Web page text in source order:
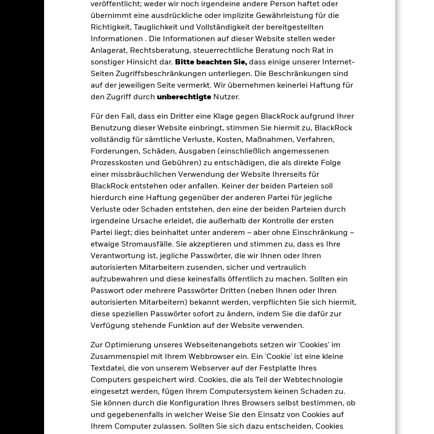
veröffentlicht; weder wir noch irgendeine andere Person haftet oder
übernimmt eine ausdrückliche oder implizite Gewährleistung für die
Richtigkeit, Tauglichkeit und Vollständigkeit der bereitgestellten
Informationen . Die Informationen auf dieser Website stellen weder
Anlagerat, Rechtsberatung, steuerrechtliche Beratung noch Rat in
sonstiger Hinsicht dar. Bitte beachten Sie,dass einige unserer Internet-
Seiten Zugriffsbeschränkungen unterliegen. Die Beschränkungen sind
auf der jeweiligen Seite vermerkt. Wir übernehmen keinerlei Haftung für
den Zugriff durch unberechtigteNutzer.
Für den Fall, dass ein Dritter eine Klage gegen BlackRock aufgrund Ihrer
Benutzung dieser Website einbringt, stimmen Sie hiermit zu, BlackRock
vollständig für sämtliche Verluste, Kosten, Maßnahmen, Verfahren,
Forderungen, Schäden, Ausgaben (einschließlich angemessenen
Prozesskosten und Gebühren) zu entschädigen, die als direkte Folge
einer missbräuchlichen Verwendung der Website Ihrerseits für
BlackRock entstehen oder anfallen. Keiner der beiden Parteien soll
hierdurch eine Haftung gegenüber der anderen Partei für jegliche
Verluste oder Schaden entstehen, den eine der beiden Parteien durch
irgendeine Ursache erleidet, die außerhalb der Kontrolle der ersten
Partei liegt; dies beinhaltet unter anderem – aber ohne Einschränkung –
etwaige Stromausfälle. Sie akzeptieren und stimmen zu, dass es Ihre
Verantwortung ist, jegliche Passwörter, die wir Ihnen oder Ihren
autorisierten Mitarbeitern zusenden, sicher und vertraulich
aufzubewahren und diese keinesfalls öffentlich zu machen. Sollten ein
Passwort oder mehrere Passwörter Dritten (neben Ihnen oder Ihren
autorisierten Mitarbeitern) bekannt werden, verpflichten Sie sich hiermit,
diese speziellen Passwörter sofort zu ändern, indem Sie die dafür zur
Verfügung stehende Funktion auf der Website verwenden.
Zur Optimierung unseres Webseitenangebots setzen wir 'Cookies' im
Zusammenspiel mit Ihrem Webbrowser ein. Ein 'Cookie' ist eine kleine
Textdatei, die von unserem Webserver auf der Festplatte Ihres
Computers gespeichert wird. Cookies, die als Teil der Webtechnologie
eingesetzt werden, fügen Ihrem Computersystem keinen Schaden zu.
Sie können durch die Konfiguration Ihres Browsers selbst bestimmen, ob
und gegebenenfalls in welcher Weise Sie den Einsatz von Cookies auf
Ihrem Computer zulassen. Sollten Sie sich dazu entscheiden, Cookies
NAV NAV As Of ISIN
LU3230562343
- - LU3230562269
- - LU3016981949
116,60 30.Juni2026 LU2875211463
- - LU3016981436
104,40 30.Juni2026 LU2875211117
115,90 30.Juni2026 LU2875211380
102,01 30.Juni2026 LU3016981519
104,33 30.Juni2026 LU2875211034
116,94 30.Juni2026 LU2875209996
3 Next
Szenarien für PRIIPs
Performance-Szenarien, die zeigen, wie sich das Produkt unter bestimmten Bedingungen
Veröffentlichung vor. In den angeführten Zahlen sind sämtliche Kosten des Produkts selbst enthalten,
die Sie an Ihren Berater oder Ihre Vertriebsstelle zahlen müssen. Unberücksichtigt ist auch Ihre
ebenfalls auf den am Ende erzielten Betrag auswirken kann. Was Sie bei diesem Produkt am Ende
Marktentwicklung ab. Die künftige Marktentwicklung ist ungewiss und lässt sich nicht mit Bestimmtheit
und die beste Wertentwicklung des Produkts in den letzten zehn Jahren.